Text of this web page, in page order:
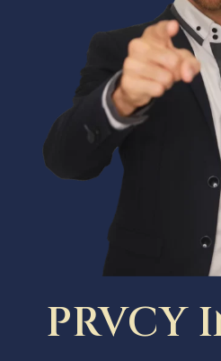
PRVCY